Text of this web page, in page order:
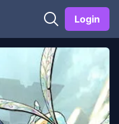
Login